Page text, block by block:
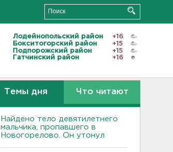
Лодейнопольский район
+16
Бокситогорский район
+15
Подпорожский район
+15
Гатчинский район
+16
Темы дня Что читают
Найдено тело девятилетнего
мальчика, пропавшего в
Новогорелово. Он утонул